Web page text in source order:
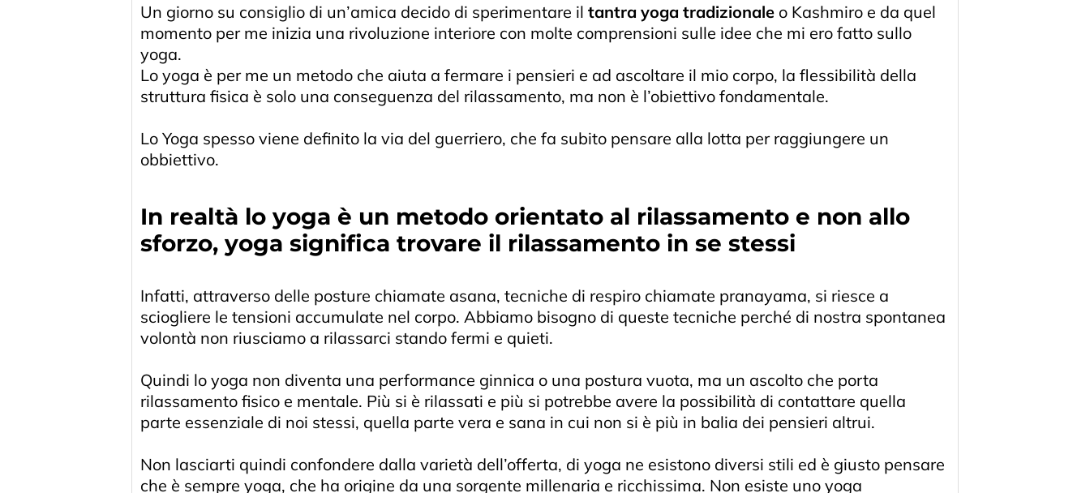
Un giorno su consiglio di un’amica decido di sperimentare il tantra yoga tradizionale o Kashmiro e da quel
momento per me inizia una rivoluzione interiore con molte comprensioni sulle idee che mi ero fatto sullo
yoga.
Lo yoga è per me un metodo che aiuta a fermare i pensieri e ad ascoltare il mio corpo, la flessibilità della
struttura fisica è solo una conseguenza del rilassamento, ma non è l’obiettivo fondamentale.
Lo Yoga spesso viene definito la via del guerriero, che fa subito pensare alla lotta per raggiungere un
obbiettivo.
In realtà lo yoga è un metodo orientato al rilassamento e non allo
sforzo, yoga significa trovare il rilassamento in se stessi
Infatti, attraverso delle posture chiamate asana, tecniche di respiro chiamate pranayama, si riesce a
sciogliere le tensioni accumulate nel corpo. Abbiamo bisogno di queste tecniche perché di nostra spontanea
volontà non riusciamo a rilassarci stando fermi e quieti.
Quindi lo yoga non diventa una performance ginnica o una postura vuota, ma un ascolto che porta
rilassamento fisico e mentale. Più si è rilassati e più si potrebbe avere la possibilità di contattare quella
parte essenziale di noi stessi, quella parte vera e sana in cui non si è più in balia dei pensieri altrui.
Non lasciarti quindi confondere dalla varietà dell’offerta, di yoga ne esistono diversi stili ed è giusto pensare
che è sempre yoga, che ha origine da una sorgente millenaria e ricchissima. Non esiste uno yoga